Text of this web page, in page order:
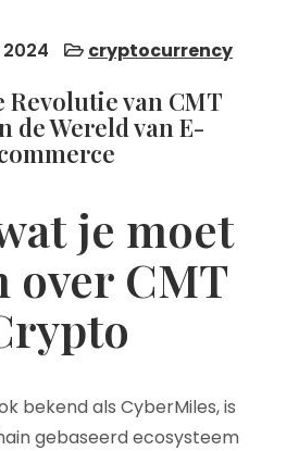
cryptocurrency
Revolutie van CMT
de Wereld van E-
je moet
over CMT
bekend als CyberMiles, is
gebaseerd ecosysteem